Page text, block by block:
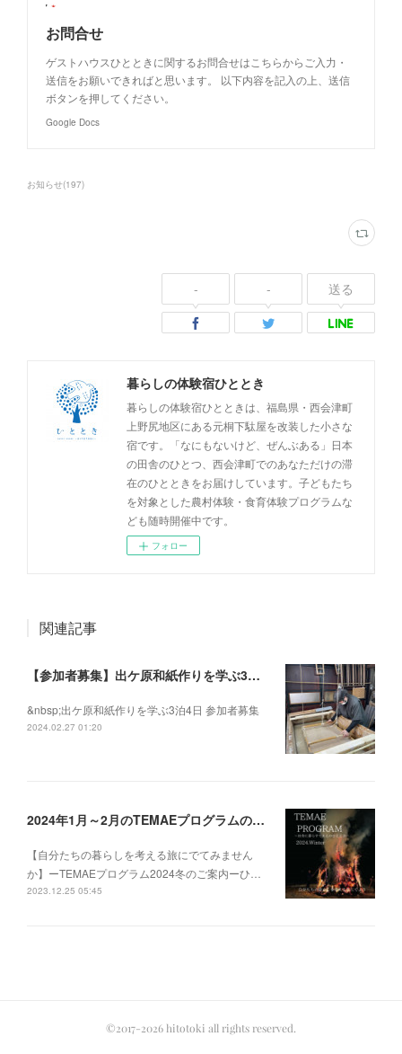
お問合せ
ゲストハウスひとときに関するお問合せはこちらからご入力・
送信をお願いできればと思います。 以下内容を記入の上、送信
ボタンを押してください。
Google Docs
お知らせ(197)
- - 送る
暮らしの体験宿ひととき
暮らしの体験宿ひとときは、福島県・西会津町
上野尻地区にある元桐下駄屋を改装した小さな
宿です。「なにもないけど、ぜんぶある」日本
の田舎のひとつ、西会津町でのあなただけの滞
在のひとときをお届けしています。子どもたち
を対象とした農村体験・食育体験プログラムな
ども随時開催中です。
フォロー
関連記事
【参加者募集】出ケ原和紙作りを学ぶ3泊4日
&nbsp;出ケ原和紙作りを学ぶ3泊4日 参加者募集
2024.02.27 01:20
2024年1月～2月のTEMAEプログラムの募集を開始いたしました
【自分たちの暮らしを考える旅にでてみません
か】ーTEMAEプログラム2024冬のご案内ーひ…
2023.12.25 05:45
©2017-2026 hitotoki all rights reserved.